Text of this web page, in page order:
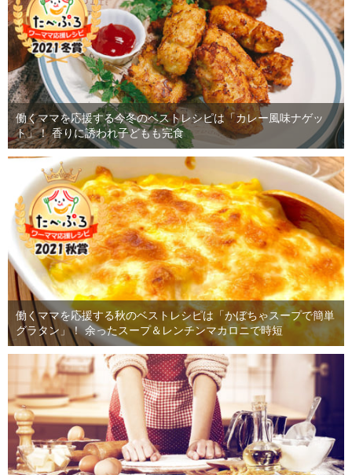
働くママを応援する今冬のベストレシピは「カレー風味ナゲッ
ト」！ 香りに誘われ子どもも完食
働くママを応援する秋のベストレシピは「かぼちゃスープで簡単
グラタン」！ 余ったスープ＆レンチンマカロニで時短